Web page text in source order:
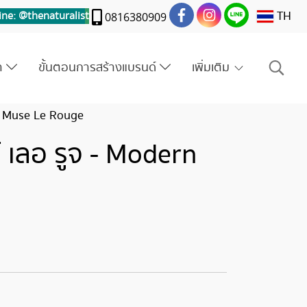
@thenaturalist 0816380909 TH
ขั้นตอนการสร้างแบรนด์ เพิ่มเติม
Le Rouge
ลอ รูจ - Modern